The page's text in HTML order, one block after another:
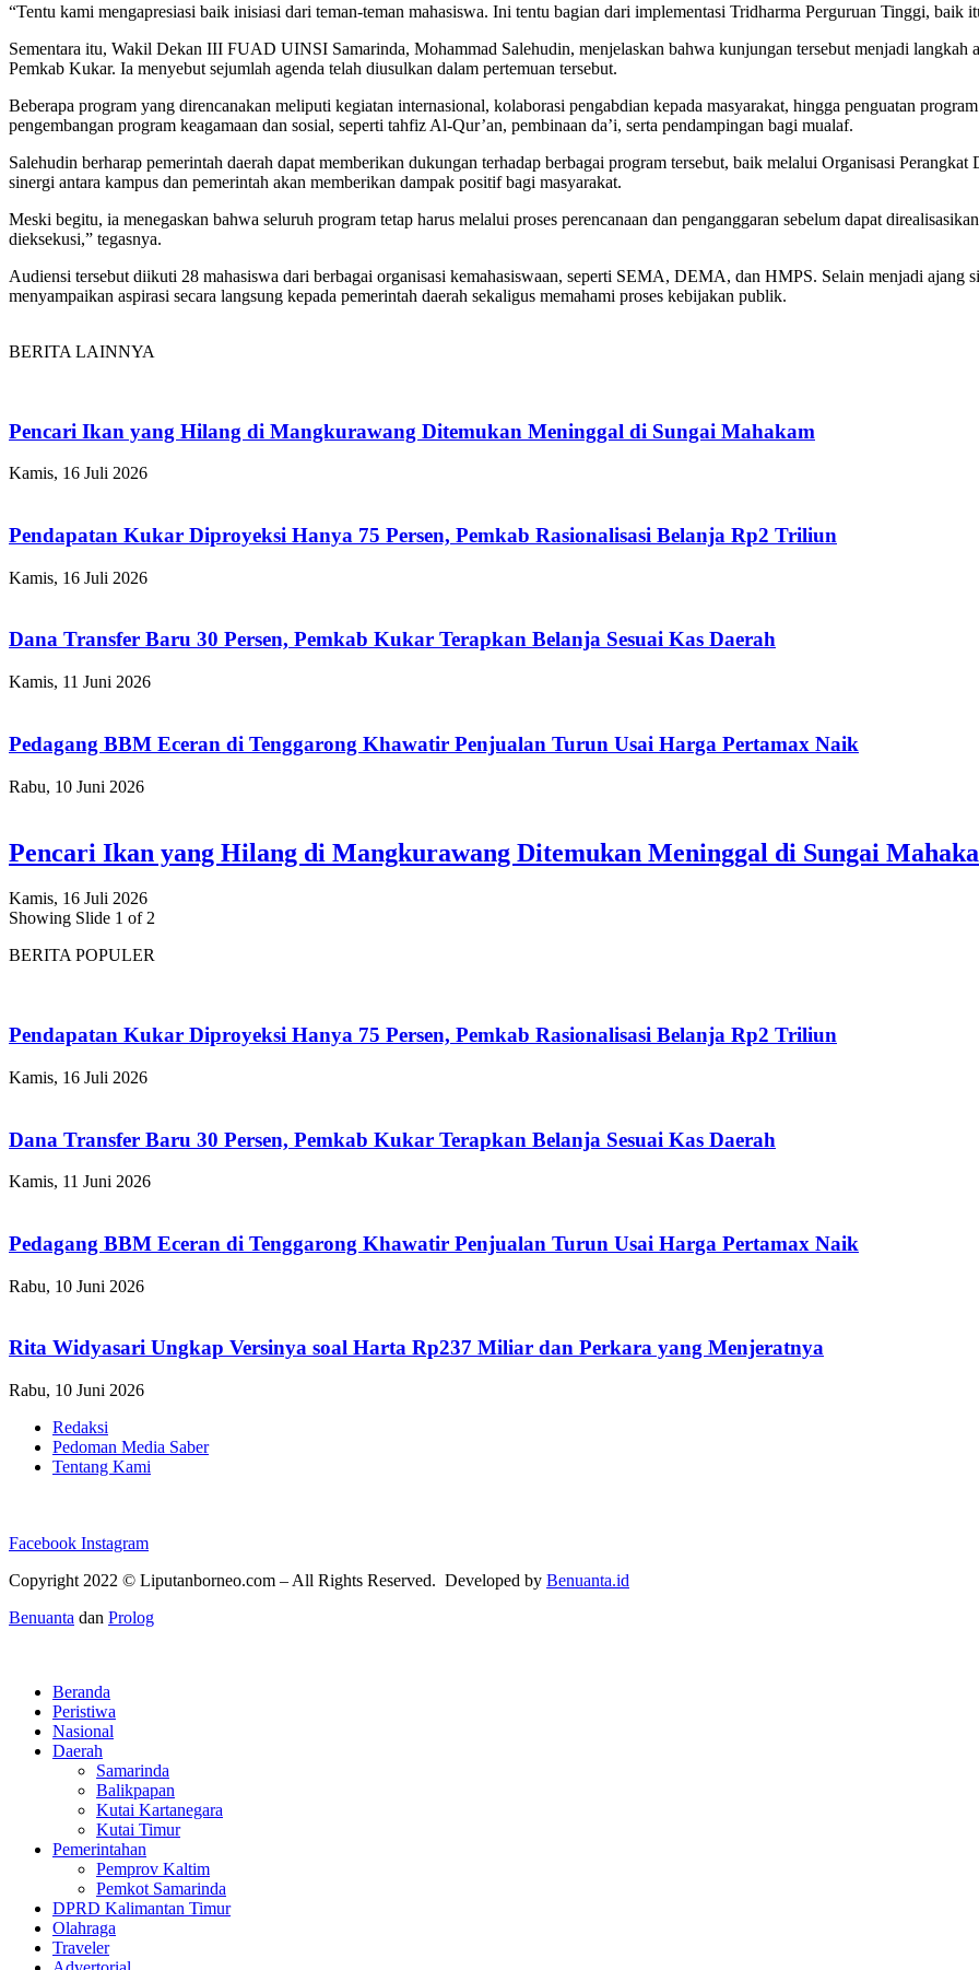
“Tentu kami mengapresiasi baik inisiasi dari teman-teman mahasiswa. Ini tentu bagian dari implementasi Tridharma Perguruan Tinggi, baik
Sementara itu, Wakil Dekan III FUAD UINSI Samarinda, Mohammad Salehudin, menjelaskan bahwa kunjungan tersebut menjadi langkah
Pemkab Kukar. Ia menyebut sejumlah agenda telah diusulkan dalam pertemuan tersebut.
Beberapa program yang direncanakan meliputi kegiatan internasional, kolaborasi pengabdian kepada masyarakat, hingga penguatan
pengembangan program keagamaan dan sosial, seperti tahfiz Al-Qur’an, pembinaan da’i, serta pendampingan bagi mualaf.
Salehudin berharap pemerintah daerah dapat memberikan dukungan terhadap berbagai program tersebut, baik melalui Organisasi
sinergi antara kampus dan pemerintah akan memberikan dampak positif bagi masyarakat.
Meski begitu, ia menegaskan bahwa seluruh program tetap harus melalui proses perencanaan dan penganggaran sebelum dapat
dieksekusi,” tegasnya.
Audiensi tersebut diikuti 28 mahasiswa dari berbagai organisasi kemahasiswaan, seperti SEMA, DEMA, dan HMPS. Selain menjadi ajang
menyampaikan aspirasi secara langsung kepada pemerintah daerah sekaligus memahami proses kebijakan publik.
BERITA LAINNYA
Pencari Ikan yang Hilang di Mangkurawang Ditemukan Meninggal di Sungai Mahakam
Kamis, 16 Juli 2026
Pendapatan Kukar Diproyeksi Hanya 75 Persen, Pemkab Rasionalisasi Belanja Rp2 Triliun
Kamis, 16 Juli 2026
Dana Transfer Baru 30 Persen, Pemkab Kukar Terapkan Belanja Sesuai Kas Daerah
Kamis, 11 Juni 2026
Pedagang BBM Eceran di Tenggarong Khawatir Penjualan Turun Usai Harga Pertamax Naik
Rabu, 10 Juni 2026
Pencari Ikan yang Hilang di Mangkurawang Ditemukan Meninggal di Sungai
Kamis, 16 Juli 2026
Showing Slide 1 of 2
BERITA POPULER
Pendapatan Kukar Diproyeksi Hanya 75 Persen, Pemkab Rasionalisasi Belanja Rp2 Triliun
Kamis, 16 Juli 2026
Dana Transfer Baru 30 Persen, Pemkab Kukar Terapkan Belanja Sesuai Kas Daerah
Kamis, 11 Juni 2026
Pedagang BBM Eceran di Tenggarong Khawatir Penjualan Turun Usai Harga Pertamax Naik
Rabu, 10 Juni 2026
Rita Widyasari Ungkap Versinya soal Harta Rp237 Miliar dan Perkara yang Menjeratnya
Rabu, 10 Juni 2026
Redaksi
Pedoman Media Saber
Tentang Kami
Facebook Instagram
Copyright 2022 © Liputanborneo.com – All Rights Reserved. Developed by Benuanta.id
Benuanta dan Prolog
Beranda
Peristiwa
Nasional
Daerah
Samarinda
Balikpapan
Kutai Kartanegara
Kutai Timur
Pemerintahan
Pemprov Kaltim
Pemkot Samarinda
DPRD Kalimantan Timur
Olahraga
Traveler